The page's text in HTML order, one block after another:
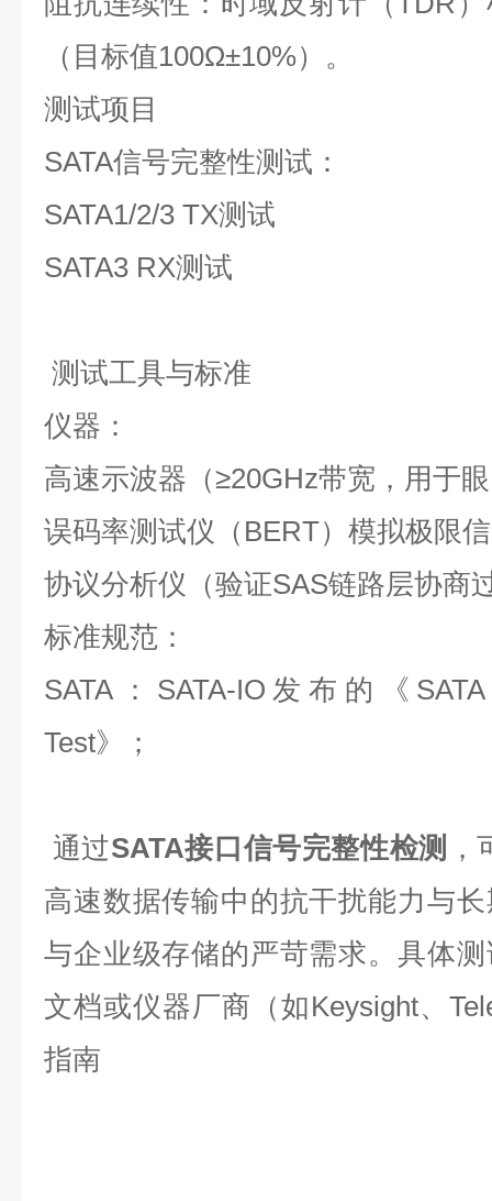
（目标值100Ω±10%）。
测试项目
SATA信号完整性测试：
SATA1/2/3 TX测试
SATA3 RX测试
测试工具与标准
仪器：
高速示波器（≥20GHz带宽，用于
误码率测试仪（ BERT）模拟极限
协议分析仪（验证SAS链路层协商
标准规范：
SATA ： SATA-IO 发布的《
Test》；
通过SATA接口信号完整性检测
高速数据传输中的抗干扰能力与
与企业级存储的严苛需求。具体
文档或仪器厂商（如Keysight、
指南